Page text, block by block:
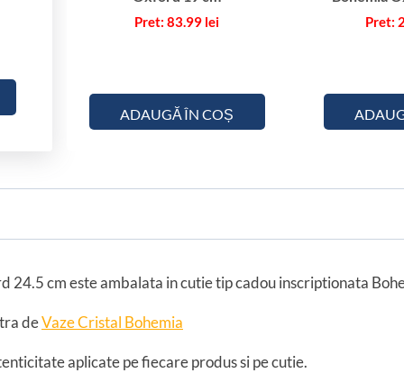
83.99 lei
ADAUGĂ ÎN COȘ
24.5 cm este ambalata in cutie tip cadou inscriptionata
deVaze Cristal Bohemia
aplicate pe fiecare produs si pe cutie.